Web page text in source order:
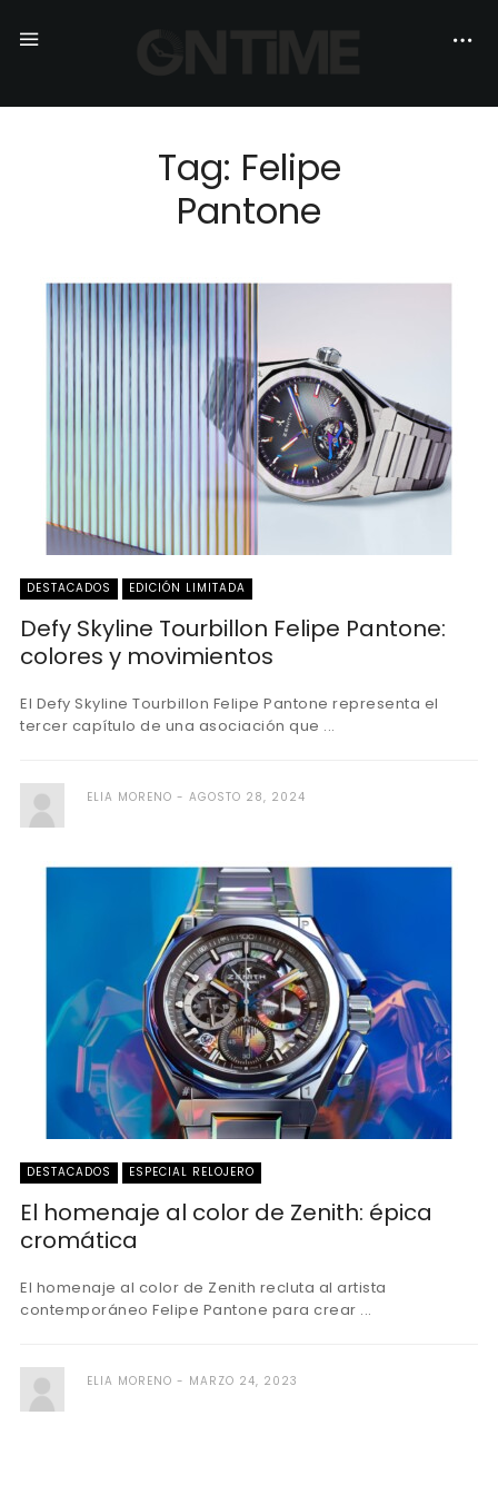
Tag: Felipe
Pantone
DESTACADOS EDICIÓN LIMITADA
Defy Skyline Tourbillon Felipe Pantone:
colores y movimientos
El Defy Skyline Tourbillon Felipe Pantone representa el
tercer capítulo de una asociación que ...
ELIA MORENO AGOSTO 28, 2024
DESTACADOS ESPECIAL RELOJERO
El homenaje al color de Zenith: épica
cromática
El homenaje al color de Zenith recluta al artista
contemporáneo Felipe Pantone para crear ...
ELIA MORENO MARZO 24, 2023